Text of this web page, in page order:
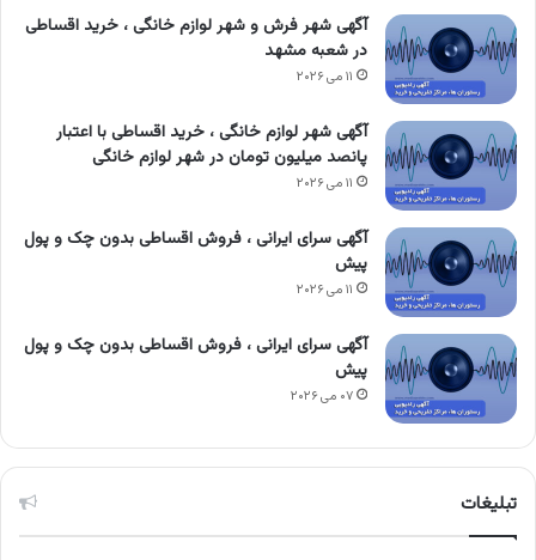
آگهی شهر فرش و شهر لوازم خانگی ، خرید اقساطی
در شعبه مشهد
۱۱ می ۲۰۲۶
آگهی شهر لوازم خانگی ، خرید اقساطی با اعتبار
پانصد میلیون تومان در شهر لوازم خانگی
۱۱ می ۲۰۲۶
آگهی سرای ایرانی ، فروش اقساطی بدون چک و پول
پیش
۱۱ می ۲۰۲۶
آگهی سرای ایرانی ، فروش اقساطی بدون چک و پول
پیش
۰۷ می ۲۰۲۶
تبلیغات